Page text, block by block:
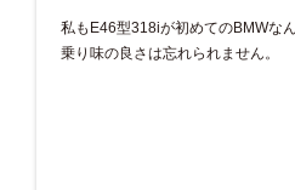
私もE46型318iが初めてのBMWな
乗り味の良さは忘れられません。